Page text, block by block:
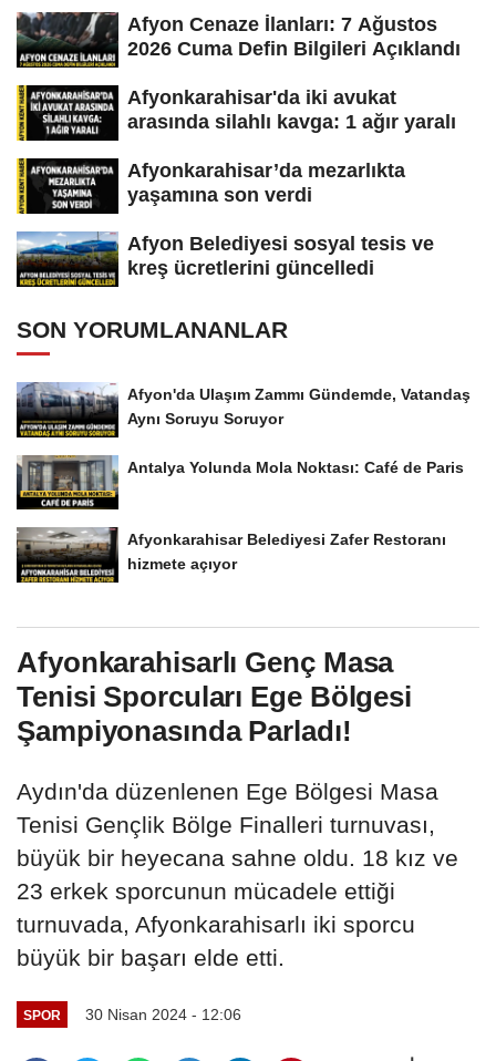
Afyon Cenaze İlanları: 7 Ağustos
2026 Cuma Defin Bilgileri Açıklandı
Afyonkarahisar'da iki avukat
arasında silahlı kavga: 1 ağır yaralı
Afyonkarahisar’da mezarlıkta
yaşamına son verdi
Afyon Belediyesi sosyal tesis ve
kreş ücretlerini güncelledi
SON YORUMLANANLAR
Afyon'da Ulaşım Zammı Gündemde, Vatandaş
Aynı Soruyu Soruyor
Antalya Yolunda Mola Noktası: Café de Paris
Afyonkarahisar Belediyesi Zafer Restoranı
hizmete açıyor
Afyonkarahisarlı Genç Masa
Tenisi Sporcuları Ege Bölgesi
Şampiyonasında Parladı!
Aydın'da düzenlenen Ege Bölgesi Masa
Tenisi Gençlik Bölge Finalleri turnuvası,
büyük bir heyecana sahne oldu. 18 kız ve
23 erkek sporcunun mücadele ettiği
turnuvada, Afyonkarahisarlı iki sporcu
büyük bir başarı elde etti.
SPOR 30 Nisan 2024 - 12:06